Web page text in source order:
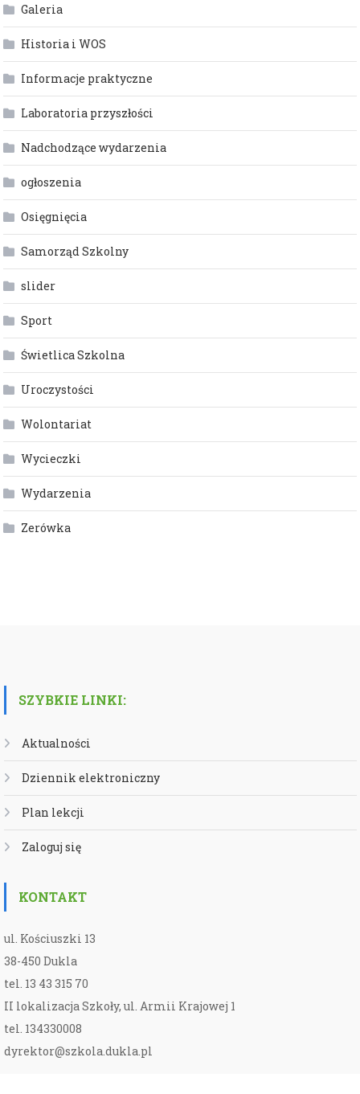
Galeria
Historia i WOS
Informacje praktyczne
Laboratoria przyszłości
Nadchodzące wydarzenia
ogłoszenia
Osięgnięcia
Samorząd Szkolny
slider
Sport
Świetlica Szkolna
Uroczystości
Wolontariat
Wycieczki
Wydarzenia
Zerówka
SZYBKIE LINKI:
Aktualności
Dziennik elektroniczny
Plan lekcji
Zaloguj się
KONTAKT
ul. Kościuszki 13
38-450 Dukla
tel. 13 43 315 70
II lokalizacja Szkoły, ul. Armii Krajowej 1
tel. 134330008
dyrektor@szkola.dukla.pl